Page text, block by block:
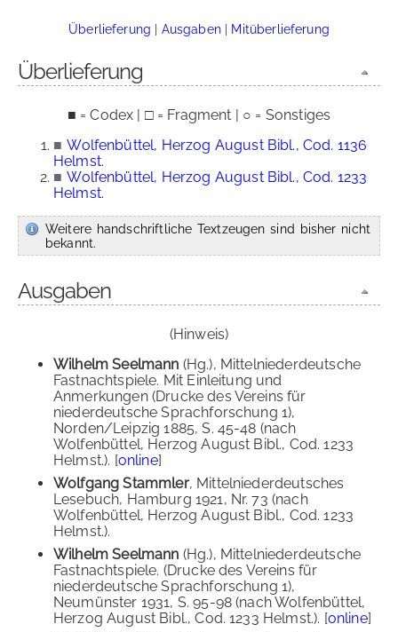
Überlieferung | Ausgaben| Mitüberlieferung
Überlieferung
■ = Codex | □ = Fragment | ○ = Sonstiges
■ Wolfenbüttel, Herzog August Bibl., Cod. 1136
Helmst.
■ Wolfenbüttel, Herzog August Bibl., Cod. 1233
Helmst.
Weitere handschriftliche Textzeugen sind bisher nicht
bekannt.
Ausgaben
(Hinweis)
Wilhelm Seelmann (Hg.), Mittelniederdeutsche
Fastnachtspiele. Mit Einleitung und
Anmerkungen (Drucke des Vereins für
niederdeutsche Sprachforschung 1),
Norden/Leipzig 1885, S. 45-48 (nach
Wolfenbüttel, Herzog August Bibl., Cod. 1233
Helmst.). [online]
Wolfgang Stammler, Mittelniederdeutsches
Lesebuch, Hamburg 1921, Nr. 73 (nach
Wolfenbüttel, Herzog August Bibl., Cod. 1233
Helmst.).
Wilhelm Seelmann (Hg.), Mittelniederdeutsche
Fastnachtspiele. (Drucke des Vereins für
niederdeutsche Sprachforschung 1),
Neumünster 1931, S. 95-98 (nach Wolfenbüttel,
Herzog August Bibl., Cod. 1233 Helmst.). [online]